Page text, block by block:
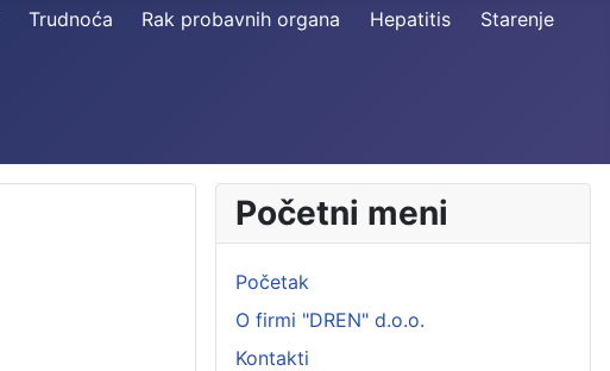
Trudnoća Rak probavnih organa Hepatitis
Starenje
Početni meni
Početak
O firmi "DREN" d.o.o.
Kontakti